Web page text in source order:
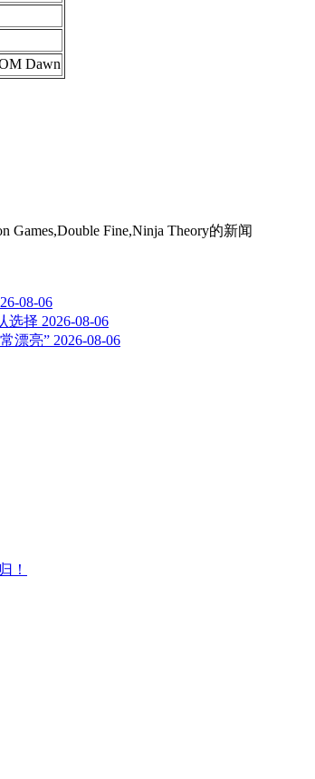
Dawn
Games,Double Fine,Ninja Theory的新闻
08-06
选择 2026-08-06
漂亮” 2026-08-06
！